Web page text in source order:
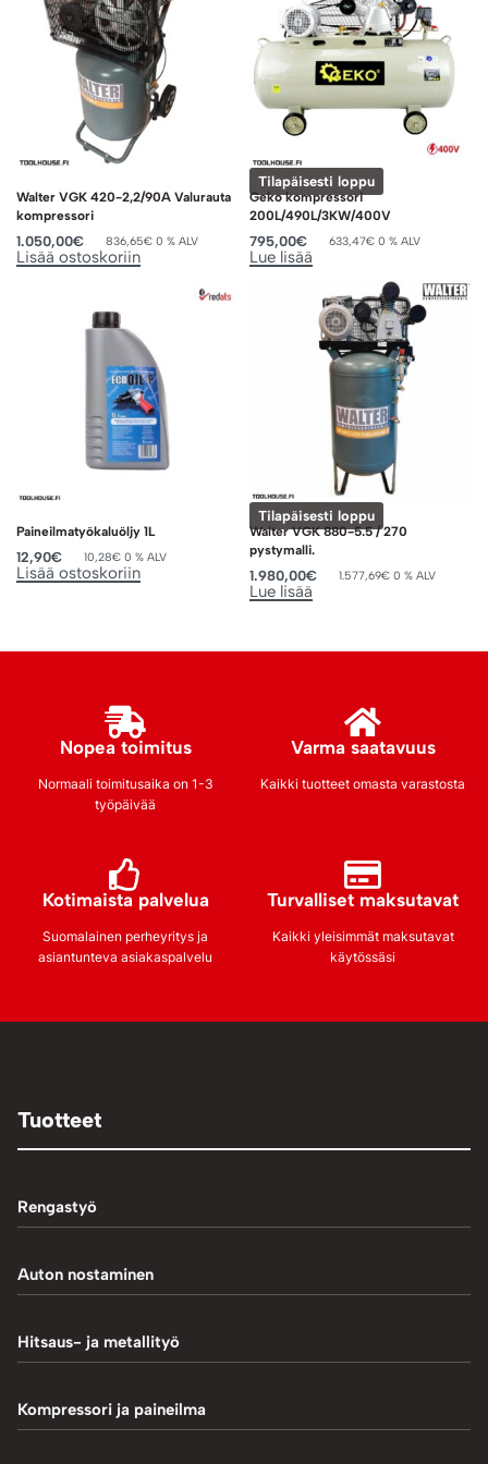
Walter VGK 420-2,2/90A Valurauta
kompressori
1.050,00€ 836,65€ 0 % ALV
Lisää ostoskoriin
Tilapäisesti loppu
Geko kompressori
200L/490L/3KW/400V
795,00€ 633,47€ 0 % ALV
Lue lisää
Paineilmatyökaluöljy 1L
12,90€ 10,28€ 0 % ALV
Lisää ostoskoriin
Tilapäisesti loppu
Walter VGK 880-5.5 / 270
pystymalli.
1.980,00€ 1.577,69€ 0 % ALV
Lue lisää
Nopea toimitus
Normaali toimitusaika on 1-3
työpäivää
Varma saatavuus
Kaikki tuotteet omasta varastosta
Kotimaista palvelua
Suomalainen perheyritys ja
asiantunteva asiakaspalvelu
Turvalliset maksutavat
Kaikki yleisimmät maksutavat
käytössäsi
Tuotteet
Rengastyö
Palteennostin
Rengastarvikkeet/työkalut
Rengasventtiilit
Auton nostaminen
1-Pilarinostimet
4-Pilarinostimet
Hitsaus- ja metallityö
Hitsaustarvikkeet
Kompressori ja paineilma